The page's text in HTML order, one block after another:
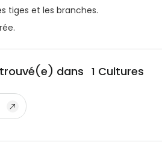
tiges et les branches.
dans 1 Cultures